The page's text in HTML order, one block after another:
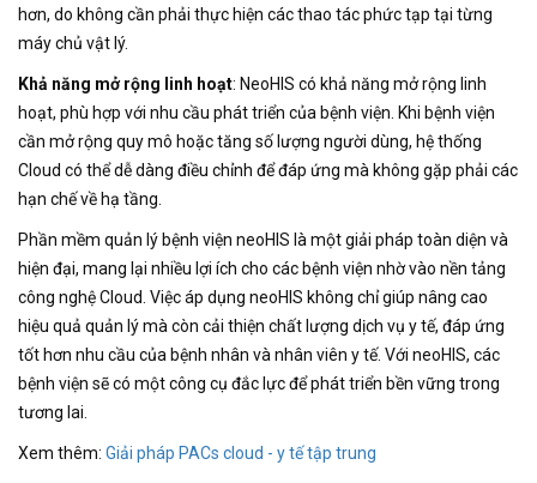
hơn, do không cần phải thực hiện các thao tác phức tạp tại từng
máy chủ vật lý.
Khả năng mở rộng linh hoạt: NeoHIS có khả năng mở rộng linh
hoạt, phù hợp với nhu cầu phát triển của bệnh viện. Khi bệnh viện
cần mở rộng quy mô hoặc tăng số lượng người dùng, hệ thống
Cloud có thể dễ dàng điều chỉnh để đáp ứng mà không gặp phải các
hạn chế về hạ tầng.
Phần mềm quản lý bệnh viện neoHIS là một giải pháp toàn diện và
hiện đại, mang lại nhiều lợi ích cho các bệnh viện nhờ vào nền tảng
công nghệ Cloud. Việc áp dụng neoHIS không chỉ giúp nâng cao
hiệu quả quản lý mà còn cải thiện chất lượng dịch vụ y tế, đáp ứng
tốt hơn nhu cầu của bệnh nhân và nhân viên y tế. Với neoHIS, các
bệnh viện sẽ có một công cụ đắc lực để phát triển bền vững trong
tương lai.
Xem thêm: Giải pháp PACs cloud - y tế tập trung